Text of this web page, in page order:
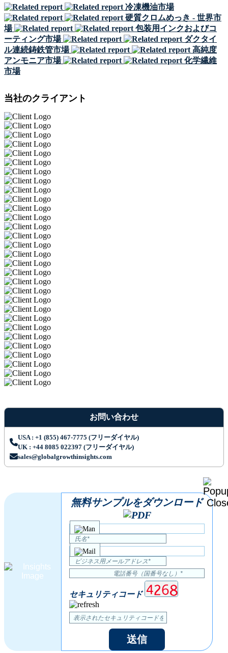
冷凍機油市場
硬質クロムめっき - 世界市
場
包装用インクおよびコ
ーティング市場
ダクタイ
ル連続鋳鉄管市場
高純度
アンモニア市場
化学繊維
市場
当社のクライアント
お問い合わせ
USA : +1 (855) 467-7775 (フリーダイヤル)
UK : +44 8085 022397 (フリーダイヤル)
sales@globalgrowthinsights.com
無料サンプルをダウンロード
セキュリティコード
送信